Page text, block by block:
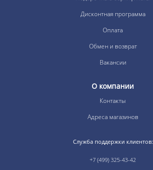
Дисконтная программа
Оплата
Обмен и возврат
Вакансии
О компании
Контакты
Адреса магазинов
Служба поддержки клиентов:
+7 (499) 325-43-42